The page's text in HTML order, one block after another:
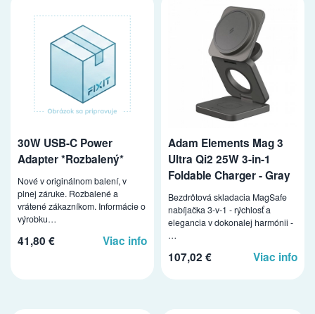
30W USB-C Power
Adapter *Rozbalený*
Nové v originálnom balení, v
plnej záruke. Rozbalené a
vrátené zákazníkom. Informácie o
výrobku…
41,80 € Viac info
Adam Elements Mag 3
Ultra Qi2 25W 3-in-1
Foldable Charger - Gray
Bezdrôtová skladacia MagSafe
nabíjačka 3-v-1 - rýchlosť a
elegancia v dokonalej harmónii -
…
107,02 € Viac info